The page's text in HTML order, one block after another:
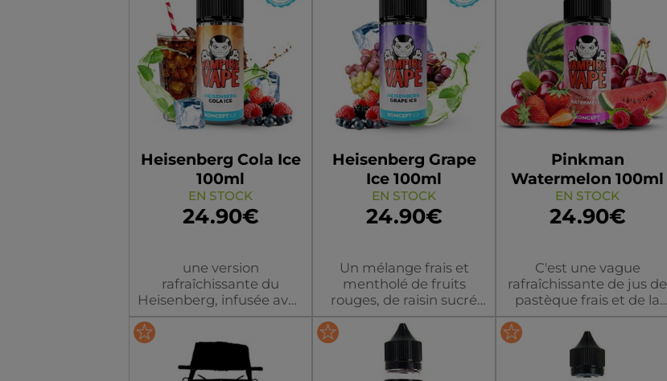
Flacon
Heisenberg Cola Ice
100ml
EN STOCK
24.90€
une version
rafraîchissante du
Heisenberg, infusée avec
la touche iconique de
fusionne le goût familier
du cola avec le profil de
Flacon
Heisenberg Grape
Ice 100ml
EN STOCK
24.90€
Un mélange frais et
mentholé de fruits
rouges, de raisin sucré
pour une expérience
gustative inoubliable.
Disponible maintenant
pour une vape
Flacon
Pinkman
Watermelon 100ml
EN STOCK
24.90€
C'est une vague
rafraîchissante de jus de
pastèque frais et de la
douceur des baies,
mélangée de manière
homogène pour créer
une brise tropicale de